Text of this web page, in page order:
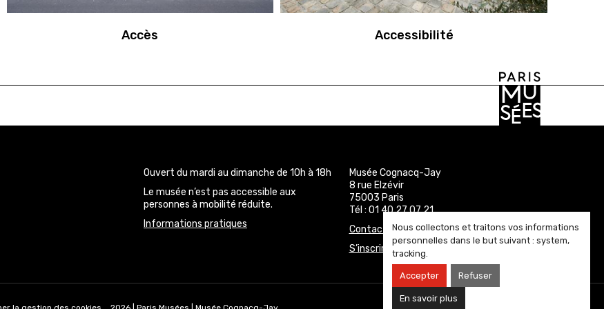
Nous collectons et traitons vos informations
personnelles dans le but suivant : system,
tracking
Accepter Refuser
En savoir plus
Accès Accessibilité
Jay
Ouvert du mardi au dimanche de 10h à 18h
Le musée n’est pas accessible aux
personnes à mobilité réduite.
Informations pratiques
Musée Cognacq-Jay
8 rue Elzévir
75003 Paris
Tél : 01 40 27 07 21
Contact
S’inscrire à la newsletter